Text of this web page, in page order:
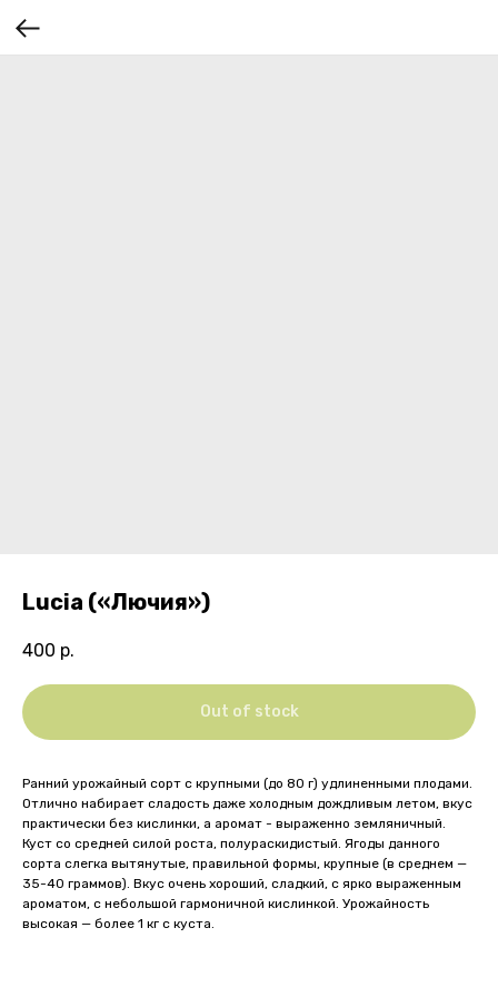
Luсiа («Лючия»)
400 р.
Out of stock
Ранний урожайный сорт с крупными (до 80 г) удлиненными плодами.
Отлично набирает сладость даже холодным дождливым летом, вкус
практически без кислинки, а аромат - выраженно земляничный.
Куст со средней силой роста, полураскидистый. Ягоды данного
сорта слегка вытянутые, правильной формы, крупные (в среднем —
35-40 граммов). Вкус очень хороший, сладкий, с ярко выраженным
ароматом, с небольшой гармоничной кислинкой. Урожайность
высокая — более 1 кг с куста.